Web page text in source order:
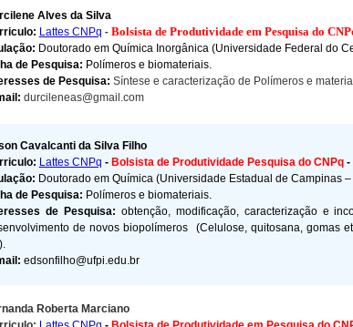
Alves da Silva
Lattes CNPq - Bolsista de Produtividade em Pesquisa do
Doutorado em Química Inorgânica (Universidade Federal do
de Pesquisa: Polímeros e biomateriais.
de Pesquisa: Síntese e caracterização de Polímeros e
durcileneas@gmail.com
Cavalcanti da Silva Filho
Lattes CNPq - Bolsista de Produtividade Pesquisa do CNPq-
Doutorado em Química (Universidade Estadual de Campinas
de Pesquisa: Polímeros e biomateriais.
de Pesquisa: obtenção, modificação, caracterização e
de novos biopolímeros (Celulose, quitosana, gomas
edsonfilho@ufpi.edu.br
Roberta Marciano